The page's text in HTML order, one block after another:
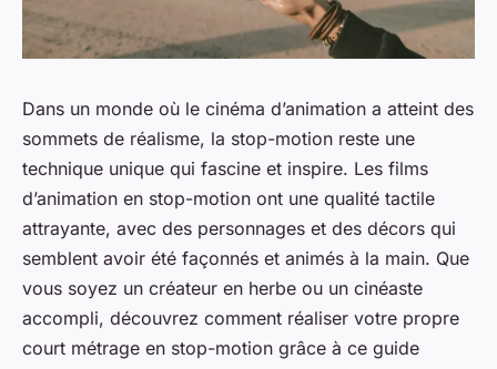
Dans un monde où le cinéma d’animation a atteint des
sommets de réalisme, la stop-motion reste une
technique unique qui fascine et inspire. Les films
d’animation en stop-motion ont une qualité tactile
attrayante, avec des personnages et des décors qui
semblent avoir été façonnés et animés à la main. Que
vous soyez un créateur en herbe ou un cinéaste
accompli, découvrez comment réaliser votre propre
court métrage en stop-motion grâce à ce guide